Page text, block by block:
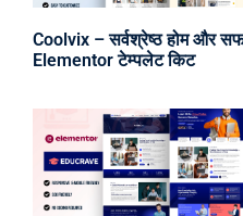
Coolvix – सर्वश्रेष्ठ होम और
Elementor टेम्पलेट किट